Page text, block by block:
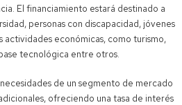
El financiamiento estará destinado a
personas con discapacidad, jóvenes
económicas, como turismo,
tecnológica entre otros.
de un segmento de mercado
ofreciendo una tasa de interés